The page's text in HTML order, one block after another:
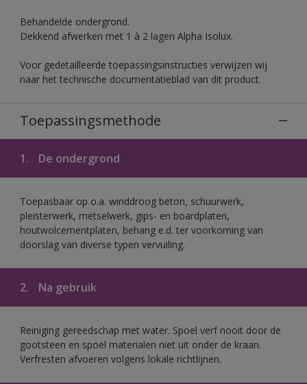
Behandelde ondergrond.
Dekkend afwerken met 1 à 2 lagen Alpha Isolux.
Voor gedetailleerde toepassingsinstructies verwijzen wij
naar het technische documentatieblad van dit product.
Toepassingsmethode
1. De ondergrond
Toepasbaar op o.a. winddroog beton, schuurwerk,
pleisterwerk, metselwerk, gips- en boardplaten,
houtwolcementplaten, behang e.d. ter voorkoming van
doorslag van diverse typen vervuiling.
2. Na gebruik
Reiniging gereedschap met water. Spoel verf nooit door de
gootsteen en spoel materialen niet uit onder de kraan.
Verfresten afvoeren volgens lokale richtlijnen.